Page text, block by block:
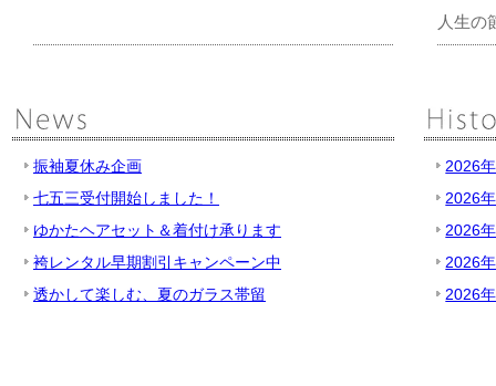
人生の
振袖夏休み企画
七五三受付開始しました！
ゆかたヘアセット＆着付け承ります
袴レンタル早期割引キャンペーン中
透かして楽しむ、夏のガラス帯留
2026
2026
2026
2026
2026